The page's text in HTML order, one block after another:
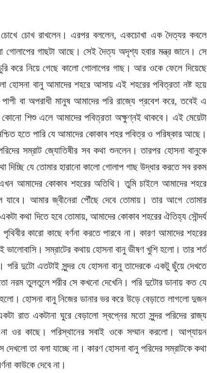
চোখে চোখ রাখলেন। এরপর বললেন, একচোখা এক দৈত্যর কবলে
গোলাপের গাছটা আছে। সেই দৈত্য অদৃশ্য হবার মন্ত্র জানে। সে
করে নিয়ে গেছে কালো গোলাপের গাছ। আর ওকে ফেলে দিয়েছে
হোসনা বানু আমাদের শহরে আসায় এই শহরের পবিত্রতা নষ্ট হয়ে
বা অপরাধী মানুষ আমাদের পরি রাজ্যে প্রবেশ করে, তবেই এ
কোনো শিশু এলে আমাদের পবিত্রতা অক্ষুণ্নই থাকবে। এই মেয়েটা
হতে পারি যে আমাদের কোকাব শহর পবিত্র ও পরিষ্কার আছে।
সম্রাট জ্যোতিষীর সব কথা শুনলেন। তারপর হোসনা বানুকে
দিচ্ছি যে তোমার হারানো কালো গোলাপ গাছ উদ্ধার করতে সব রকম
আমাদের কোকাব শহরের অতিথি। তুমি চাইলে আমাদের শহরে
আমার জ্বীনেরা পৌঁছে দেবে তোমায়। তার আগে তোমার
কথা দিতে হবে তোমায়, আমাদের কোকাব শহরের ঐতিহ্য সৌন্দর্য
কারো কাছে বর্ণনা করতে পারবে না। কারণ আমাদের শহরের
সম্রাটের কথায় হোসনা বানু ভীষণ খুশি হলো। তার শর্ত
পরি দুটো এতটাই সুন্দর যে হোসনা বানু তাদেরকে একটু ছুঁয়ে দেখতে
নরম তুলতুলে শরীর সে কখনো দেখেনি। পরি দুটোর ডানায় কত যে
হোসনা বানু নিজের ডানার ভর করে উড়ে বেড়াতে লাগলো দুজন
রাত একটানা ঘুরে বেড়ালো স্বপ্নের মতো সুন্দর পরিদের রাজ্য
ওর কাছে। পরিস্থানের সবাই ওকে সম্মান করলো। আপ্যায়ন
তা বলা যাচ্ছে না। কারণ হোসনা বানু পরিদের সম্রাটকে কথা
কাউকে দেবে না।